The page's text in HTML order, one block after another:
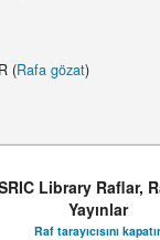
(Rafa gözat)
Library Raflar,
Yayınlar
Raf tarayıcısını